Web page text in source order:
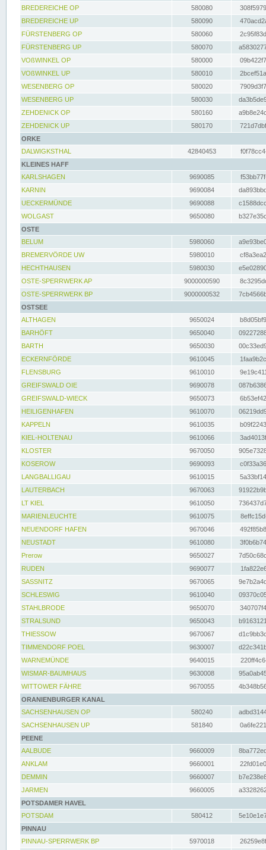
BREDEREICHE OP
580080
BREDEREICHE UP
580090
FÜRSTENBERG OP
580060
FÜRSTENBERG UP
580070
VOßWINKEL OP
580000
VOßWINKEL UP
580010
WESENBERG OP
580020
WESENBERG UP
580030
ZEHDENICK OP
580160
ZEHDENICK UP
580170
ORKE
DALWIGKSTHAL
42840453
KLEINES HAFF
KARLSHAGEN
9690085
KARNIN
9690084
UECKERMÜNDE
9690088
WOLGAST
9650080
OSTE
BELUM
5980060
BREMERVÖRDE UW
5980010
HECHTHAUSEN
5980030
OSTE-SPERRWERK AP
9000000590
OSTE-SPERRWERK BP
9000000532
OSTSEE
ALTHAGEN
9650024
BARHÖFT
9650040
BARTH
9650030
ECKERNFÖRDE
9610045
FLENSBURG
9610010
GREIFSWALD OIE
9690078
GREIFSWALD-WIECK
9650073
HEILIGENHAFEN
9610070
KAPPELN
9610035
KIEL-HOLTENAU
9610066
KLOSTER
9670050
KOSEROW
9690093
LANGBALLIGAU
9610015
LAUTERBACH
9670063
LT KIEL
9610050
MARIENLEUCHTE
9610075
NEUENDORF HAFEN
9670046
NEUSTADT
9610080
Prerow
9650027
RUDEN
9690077
SASSNITZ
9670065
SCHLESWIG
9610040
STAHLBRODE
9650070
STRALSUND
9650043
THIESSOW
9670067
TIMMENDORF POEL
9630007
WARNEMÜNDE
9640015
WISMAR-BAUMHAUS
9630008
WITTOWER FÄHRE
9670055
ORANIENBURGER KANAL
SACHSENHAUSEN OP
580240
SACHSENHAUSEN UP
581840
PEENE
AALBUDE
9660009
ANKLAM
9660001
DEMMIN
9660007
JARMEN
9660005
POTSDAMER HAVEL
POTSDAM
580412
PINNAU
PINNAU-SPERRWERK BP
5970018